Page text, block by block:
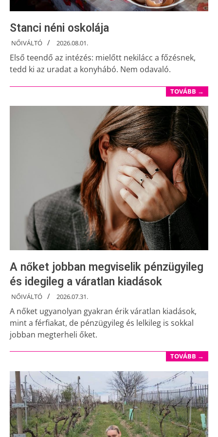
Stanci néni oskolája
NŐIVÁLTÓ 2026.08.01.
Első teendő az intézés: mielőtt nekilácc a főzésnek,
tedd ki az uradat a konyhábó. Nem odavaló.
TOVÁBB →
A nőket jobban megviselik pénzügyileg
és idegileg a váratlan kiadások
NŐIVÁLTÓ 2026.07.31.
A nőket ugyanolyan gyakran érik váratlan kiadások,
mint a férfiakat, de pénzügyileg és lelkileg is sokkal
jobban megterheli őket.
TOVÁBB →